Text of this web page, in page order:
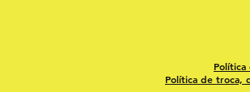
Política de troca,